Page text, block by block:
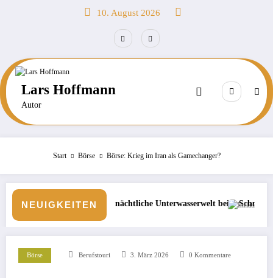
10. August 2026
Lars Hoffmann
Autor
Start Börse Börse: Krieg im Iran als Gamechanger?
NEUIGKEITEN
nächtliche Unterwasserwelt beim Schnorcheln entdecken
Börse: Steigt die Inflation
Börse Berufstouri 3. März 2026 0 Kommentare